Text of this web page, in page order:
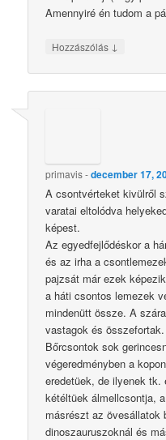
Amennyiré én tudom a
Hozzászólás ↓
primavis-december 17,
A csontvérteket kivülről
varatai eltolódva
képest.
Az egyedfejlődéskor a
és az irha a
pajzsát már ezek
a háti csontos lemezek
mindenütt össze. A
vastagok és összefortak.
Bőrcsontok sok
végeredményben a
eredetüek, de ilyenek
kétéltüek álmellcsontja,
másrészt az övesállatok
dinoszauruszoknál és